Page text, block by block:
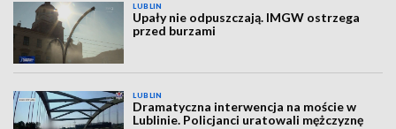
LUBLIN
Upały nie odpuszczają. IMGW ostrzega
przed burzami
LUBLIN
Dramatyczna interwencja na moście w
Lublinie. Policjanci uratowali mężczyznę